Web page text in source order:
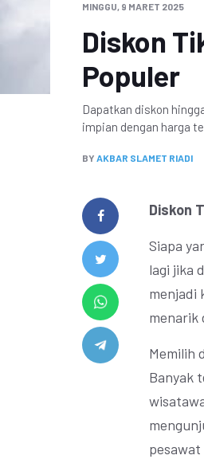
MINGGU, 9 MARET 2025
Diskon
Populer
Dapatkan diskon
impian dengan harga
BY AKBAR SLAMET RIADI
Diskon
Siapa
lagi jika
menjadi
menarik
Memilih
Banyak